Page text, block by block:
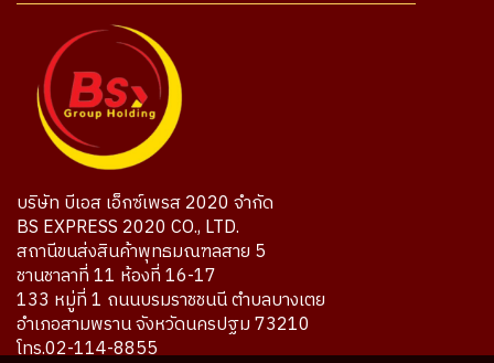
บริษัท บีเอส เอ็กซ์เพรส 2020 จำกัด
BS EXPRESS 2020 CO., LTD.
สถานีขนส่งสินค้าพุทธมณฑลสาย 5
ชานชาลาที่ 11 ห้องที่ 16-17
133 หมู่ที่ 1 ถนนบรมราชชนนี ตำบลบางเตย
อำเภอสามพราน จังหวัดนครปฐม 73210
โทร.02-114-8855